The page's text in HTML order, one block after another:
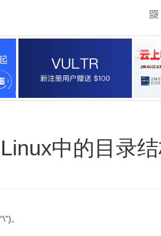
中的目录
。